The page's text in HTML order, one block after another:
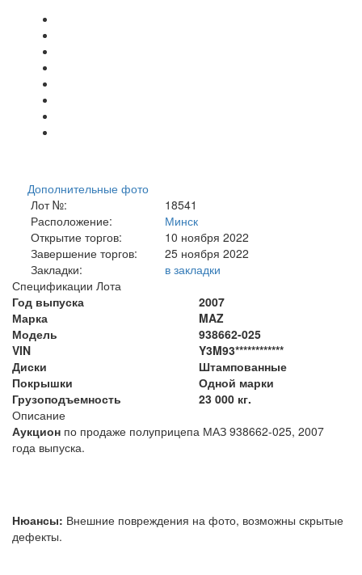
Дополнительные фото
Лот №:
18541
Расположение:
Минск
Открытие торгов:
10 ноября 2022
Завершение торгов:
25 ноября 2022
Закладки:
в закладки
Спецификации Лота
Год выпуска
2007
Марка
MAZ
Модель
938662-025
VIN
Y3M93************
Диски
Штампованные
Покрышки
Одной марки
Грузоподъемность
23 000 кг.
Описание
Аукцион по продаже полуприцепа МАЗ 938662-025, 2007
года выпуска.
Нюансы: Внешние повреждения на фото, возможны скрытые
дефекты.